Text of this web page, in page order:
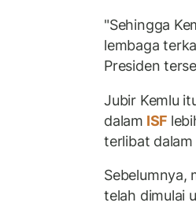
"Sehingga
lembaga
Presiden
Jubir Kemlu
dalam ISF
terlibat
Sebelumnya,
telah dimulai